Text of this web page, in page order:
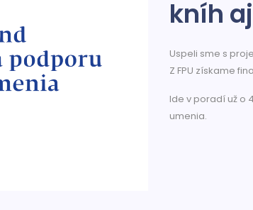
kníh
Uspeli sme s
Z FPU získame
Ide v poradí už o
umenia.